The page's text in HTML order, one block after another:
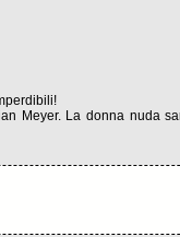
Meyer. La donna nuda